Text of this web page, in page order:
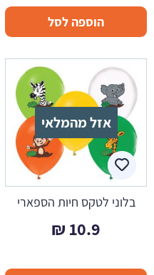
הוספה לסל
אזל מהמלאי
בלוני לטקס חיות הספארי
10.9
₪